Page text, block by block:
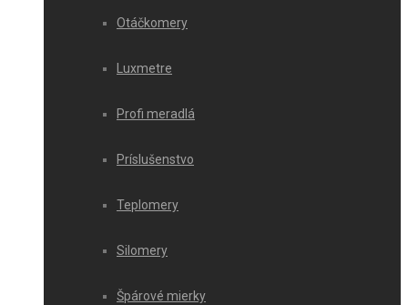
Otáčkomery
Luxmetre
Profi meradlá
Príslušenstvo
Teplomery
Silomery
Špárové mierky